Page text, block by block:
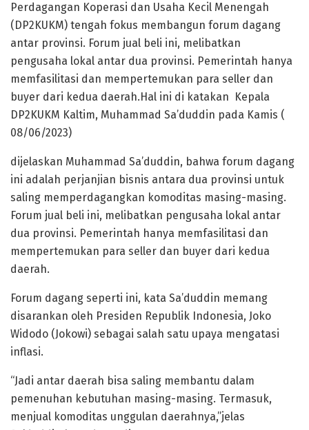
Perdagangan Koperasi dan Usaha Kecil Menengah
(DP2KUKM) tengah fokus membangun forum dagang
antar provinsi. Forum jual beli ini, melibatkan
pengusaha lokal antar dua provinsi. Pemerintah hanya
memfasilitasi dan mempertemukan para seller dan
buyer dari kedua daerah.Hal ini di katakan Kepala
DP2KUKM Kaltim, Muhammad Sa’duddin pada Kamis (
08/06/2023)
dijelaskan Muhammad Sa’duddin, bahwa forum dagang
ini adalah perjanjian bisnis antara dua provinsi untuk
saling memperdagangkan komoditas masing-masing.
Forum jual beli ini, melibatkan pengusaha lokal antar
dua provinsi. Pemerintah hanya memfasilitasi dan
mempertemukan para seller dan buyer dari kedua
daerah.
Forum dagang seperti ini, kata Sa’duddin memang
disarankan oleh Presiden Republik Indonesia, Joko
Widodo (Jokowi) sebagai salah satu upaya mengatasi
inflasi.
“Jadi antar daerah bisa saling membantu dalam
pemenuhan kebutuhan masing-masing. Termasuk,
menjual komoditas unggulan daerahnya,”jelas